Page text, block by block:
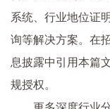
系统、行业地位证
询等解决方案。在
息披露中引用本篇
规授权。